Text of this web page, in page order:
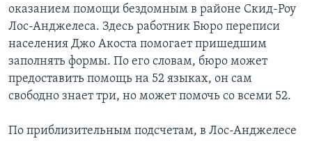
оказанием помощи бездомным в районе Скид-Роу
Лос-Анджелеса. Здесь работник Бюро переписи
населения Джо Акоста помогает пришедшим
заполнять формы. По его словам, бюро может
предоставить помощь на 52 языках, он сам
свободно знает три, но может помочь со всеми 52.
По приблизительным подсчетам, в Лос-Анджелесе